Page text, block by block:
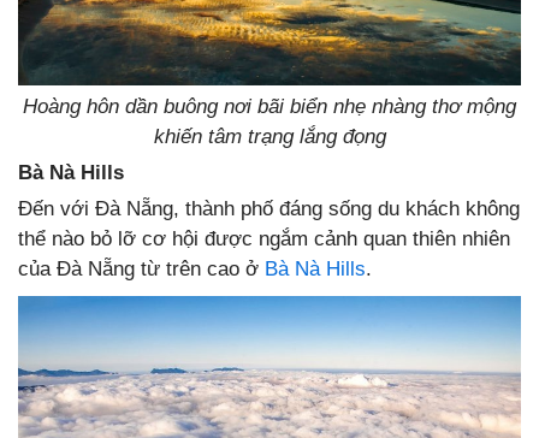
Hoàng hôn dần buông nơi bãi biển nhẹ nhàng thơ mộng
khiến tâm trạng lắng đọng
Bà Nà Hills
Đến với Đà Nẵng, thành phố đáng sống du khách không
thể nào bỏ lỡ cơ hội được ngắm cảnh quan thiên nhiên
của Đà Nẵng từ trên cao ở Bà Nà Hills.